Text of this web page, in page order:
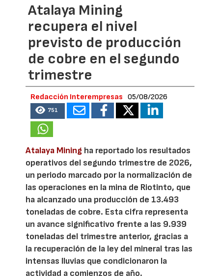
Atalaya Mining
recupera el nivel
previsto de producción
de cobre en el segundo
trimestre
Redacción Interempresas 05/08/2026
751
Atalaya Mining ha reportado los resultados
operativos del segundo trimestre de 2026,
un periodo marcado por la normalización de
las operaciones en la mina de Riotinto, que
ha alcanzado una producción de 13.493
toneladas de cobre. Esta cifra representa
un avance significativo frente a las 9.939
toneladas del trimestre anterior, gracias a
la recuperación de la ley del mineral tras las
intensas lluvias que condicionaron la
actividad a comienzos de año.